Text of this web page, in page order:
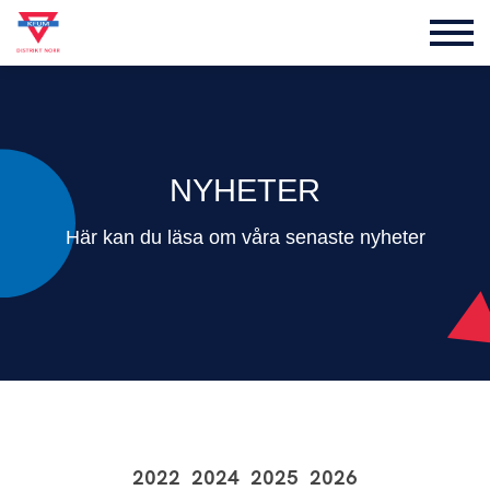
NYHETER
Här kan du läsa om våra senaste nyheter
2026
2025
2024
2022